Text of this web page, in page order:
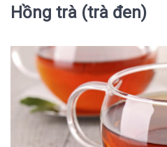
Hồng trà (trà đen)